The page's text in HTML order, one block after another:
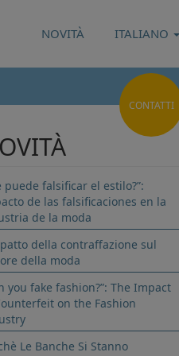
NOVITÀ ITALIANO
CONTATTI
puede falsificar el estilo?”:
de las falsificaciones en la
de la moda
della contraffazione sul
della moda
you fake fashion?”: The Impact
on the Fashion
Le Banche Si Stanno